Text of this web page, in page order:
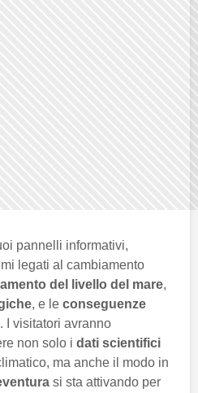
pannelli informativi,
legati al cambiamento
del livello del mare,
, e le conseguenze
I visitatori avranno
non solo i dati scientifici
ma anche il modo in
si sta attivando per